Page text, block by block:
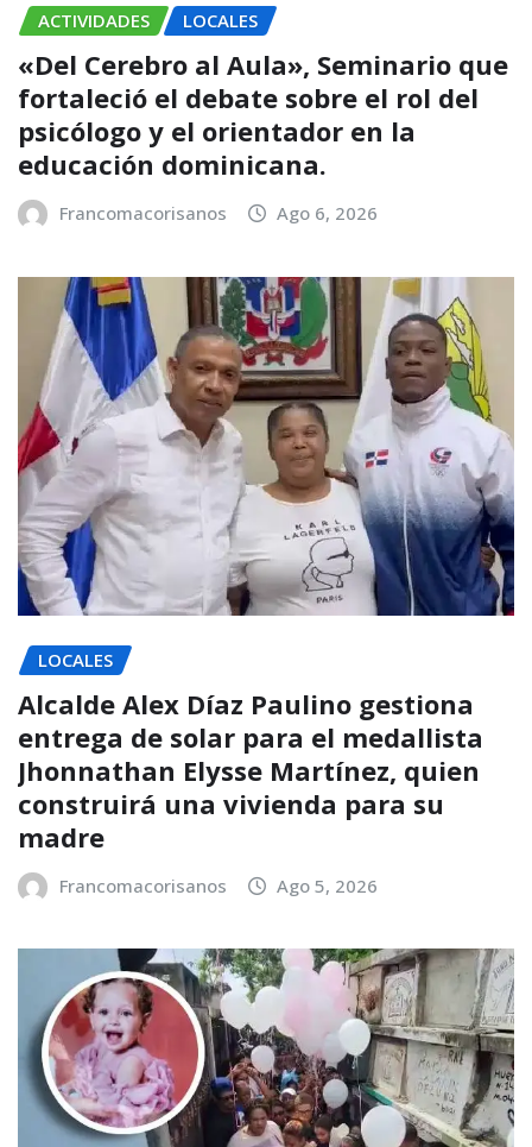
ACTIVIDADES LOCALES
«Del Cerebro al Aula», Seminario que
fortaleció el debate sobre el rol del
psicólogo y el orientador en la
educación dominicana.
Francomacorisanos Ago 6, 2026
LOCALES
Alcalde Alex Díaz Paulino gestiona
entrega de solar para el medallista
Jhonnathan Elysse Martínez, quien
construirá una vivienda para su
madre
Francomacorisanos Ago 5, 2026